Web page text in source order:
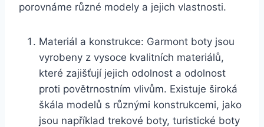
porovnáme různé ⁣modely a jejich vlastnosti.
Materiál a ⁢konstrukce: ​Garmont boty jsou
vyrobeny z vysoce kvalitních materiálů,
které zajišťují jejich odolnost a odolnost
⁢proti povětrnostním vlivům. Existuje široká
škála​ modelů s různými konstrukcemi, ⁤jako
jsou například trekové boty, turistické boty